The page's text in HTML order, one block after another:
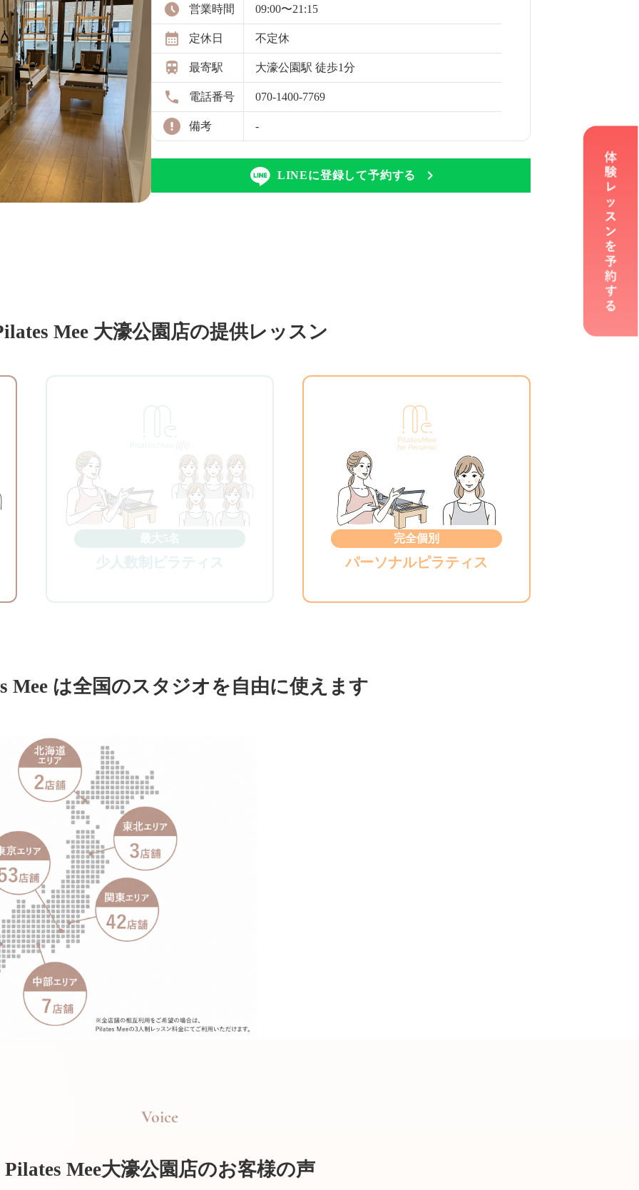
営業時間 09:00〜21:15
定休日 不定休
最寄駅 大濠公園駅 徒歩1分
電話番号 070-1400-7769
備考 -
LINEに登録して予約する
Mee 大濠公園店の提供レッスン
最大5名
少人数制ピラティス
完全個別
パーソナルピラティス
Mee は全国のスタジオを自由に使えます
Voice
Pilates Mee大濠公園店のお客様の声